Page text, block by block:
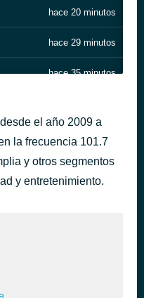
hace 20 minutos
hace 29 minutos
hace 35 minutos
hace 57 minutos
el año 2009 a
la frecuencia 101.7
y otros segmentos
y entretenimiento.